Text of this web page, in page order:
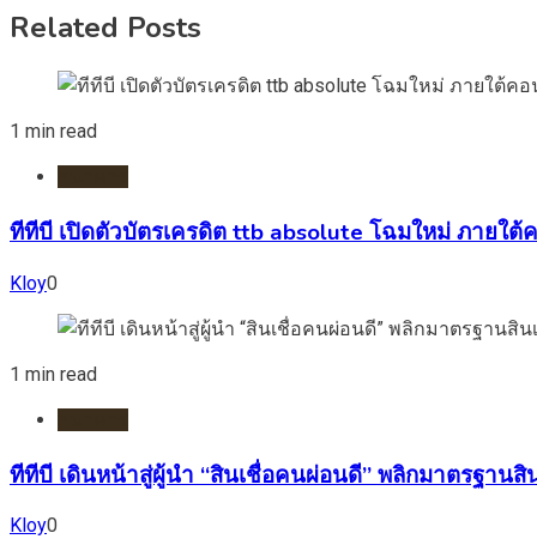
Related Posts
1 min read
ทีทีบี เปิดตัวบัตรเครดิต ttb absolute โฉมใหม่ ภายใต้
Kloy0
1 min read
ทีทีบี เดินหน้าสู่ผู้นำ “สินเชื่อคนผ่อนดี” พลิกมาตรฐาน
Kloy0